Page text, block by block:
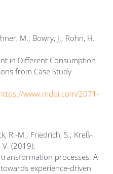
M.; Bowry, J.; Rohn, H.
in Different Consumption
from Case Study
www.mdpi.com/2071-
R.-M.; Friedrich, S.; Kreß-
(2019):
processes. A
experience-driven